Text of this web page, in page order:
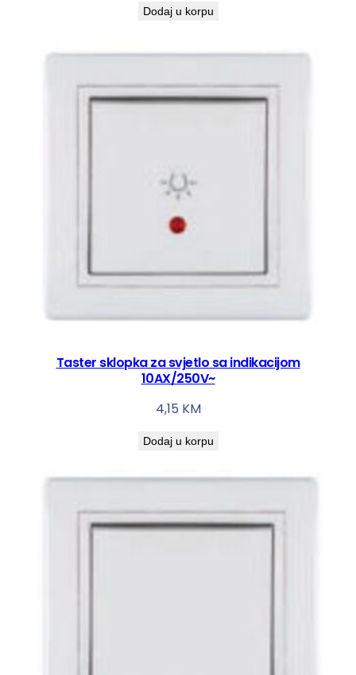
Dodaj u korpu
Taster sklopka za svjetlo sa indikacijom
10AX/250V~
4,15 KM
Dodaj u korpu